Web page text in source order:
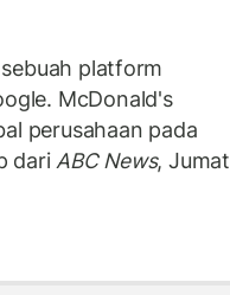
platform
McDonald's
perusahaan pada
dari ABC News, Jumat